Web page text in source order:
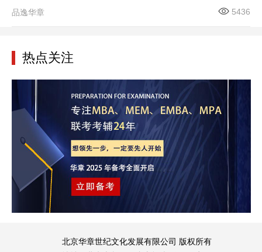
品逸华章 5436
热点关注
北京华章世纪文化发展有限公司 版权所有